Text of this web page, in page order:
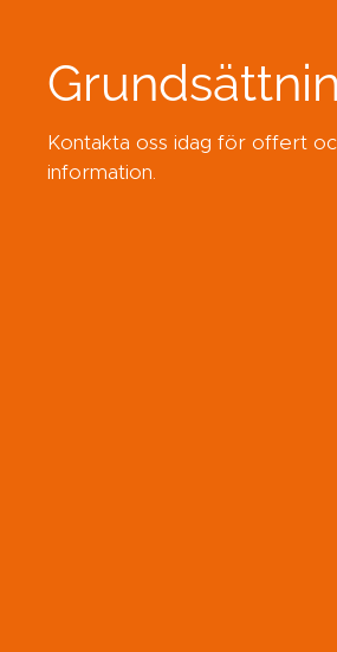
Kontakta oss idag för offert
information.